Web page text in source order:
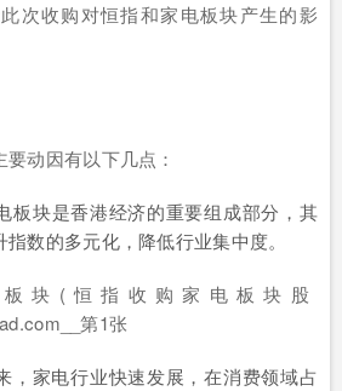
次收购对恒指和家电板块产生的影
动因有以下几点：
板块是香港经济的重要组成部分，其
数的多元化，降低行业集中度。
，家电行业快速发展，在消费领域占